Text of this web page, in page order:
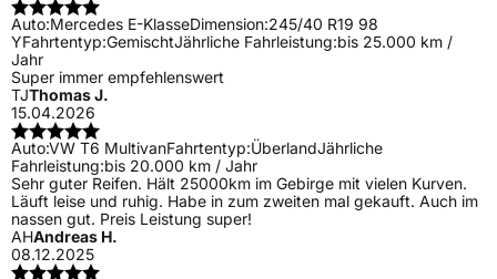
Auto:Mercedes E-KlasseDimension:245/40 R19 98
YFahrtentyp:GemischtJährliche Fahrleistung:bis 25.000 km /
Jahr
Super immer empfehlenswert
TJThomas J.
15.04.2026
Auto:VW T6 MultivanFahrtentyp:ÜberlandJährliche
Fahrleistung:bis 20.000 km / Jahr
Sehr guter Reifen. Hält 25000km im Gebirge mit vielen Kurven.
Läuft leise und ruhig. Habe in zum zweiten mal gekauft. Auch im
nassen gut. Preis Leistung super!
AHAndreas H.
08.12.2025